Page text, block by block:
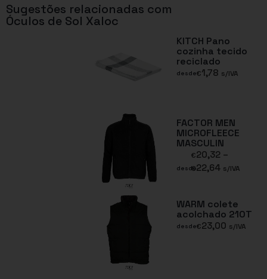
Sugestões relacionadas com
Óculos de Sol Xaloc
KITCH Pano
cozinha tecido
reciclado
desde€1,78 s/IVA
FACTOR MEN
MICROFLEECE
MASCULIN
desde
€20,32 –
€22,64 s/IVA
WARM colete
acolchado 210T
desde€23,00 s/IVA